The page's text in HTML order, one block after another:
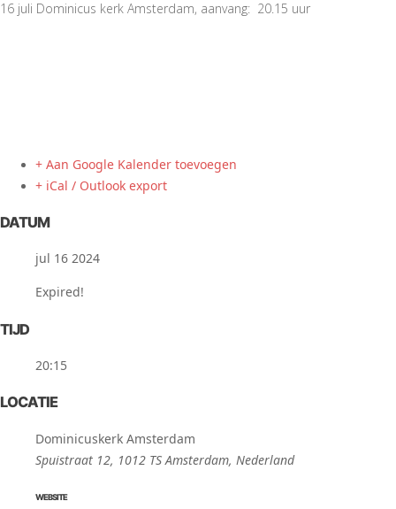
16 juli Dominicus kerk Amsterdam, aanvang: 20.15 uur
+ Aan Google Kalender toevoegen
+ iCal / Outlook export
DATUM
jul 16 2024
Expired!
TIJD
20:15
LOCATIE
Dominicuskerk Amsterdam
Spuistraat 12, 1012 TS Amsterdam, Nederland
WEBSITE